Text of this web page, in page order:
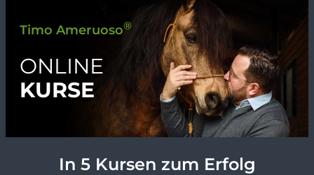
Timo Ameruoso®
ONLINE
KURSE
In 5 Kursen zum Erfolg